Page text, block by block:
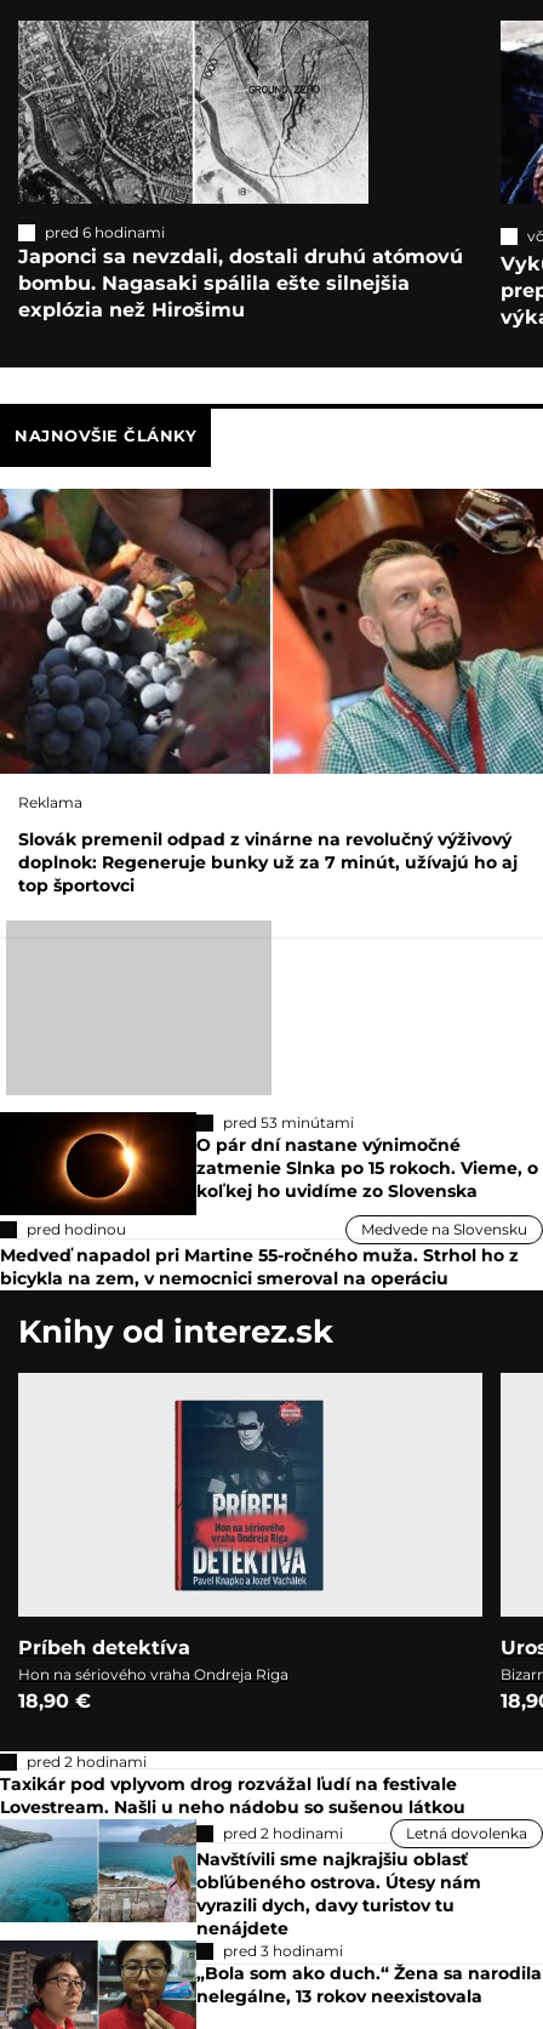
pred 6 hodinami
Japonci sa nevzdali, dostali druhú atómovú
bombu. Nagasaki spálila ešte silnejšia
explózia než Hirošimu
NAJNOVŠIE ČLÁNKY
Reklama
Slovák premenil odpad z vinárne na revolučný výživový
doplnok: Regeneruje bunky už za 7 minút, užívajú ho aj
top športovci
pred 53 minútami
O pár dní nastane výnimočné
zatmenie Slnka po 15 rokoch. Vieme, o
koľkej ho uvidíme zo Slovenska
pred hodinou Medvede na Slovensku
Medveď napadol pri Martine 55-ročného muža. Strhol ho z
bicykla na zem, v nemocnici smeroval na operáciu
Knihy od interez.sk
Príbeh detektíva
Hon na sériového vraha Ondreja Riga
18,90 €
pred 2 hodinami
Taxikár pod vplyvom drog rozvážal ľudí na festivale
Lovestream. Našli u neho nádobu so sušenou látkou
pred 2 hodinami Letná dovolenka
Navštívili sme najkrajšiu oblasť
obľúbeného ostrova. Útesy nám
vyrazili dych, davy turistov tu
nenájdete
pred 3 hodinami
„Bola som ako duch.“ Žena sa narodila
nelegálne, 13 rokov neexistovala